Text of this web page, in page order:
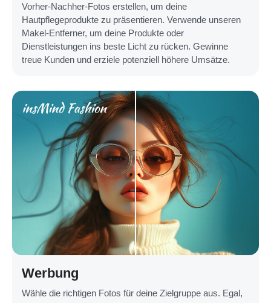
Vorher-Nachher-Fotos erstellen, um deine
Hautpflegeprodukte zu präsentieren. Verwende unseren
Makel-Entferner, um deine Produkte oder
Dienstleistungen ins beste Licht zu rücken. Gewinne
treue Kunden und erziele potenziell höhere Umsätze.
Werbung
Wähle die richtigen Fotos für deine Zielgruppe aus. Egal,